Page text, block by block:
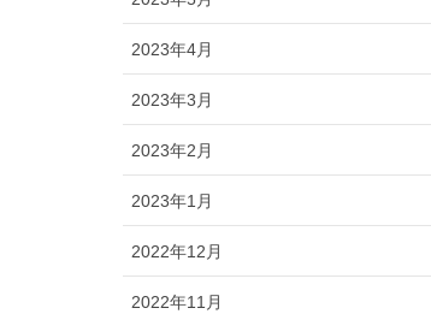
2023年4月
2023年3月
2023年2月
2023年1月
2022年12月
2022年11月